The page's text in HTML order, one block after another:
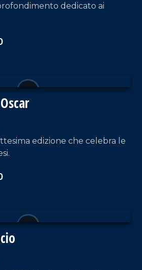
dedicato ai
edizione che celebra le